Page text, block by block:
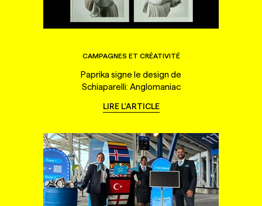
CAMPAGNES ET CRÉATIVITÉ
Paprika signe le design de
Schiaparelli: Anglomaniac
LIRE L'ARTICLE